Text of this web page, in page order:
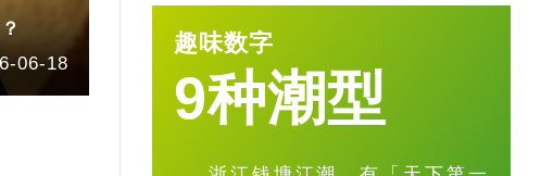
06-18
趣味数字
9种潮型